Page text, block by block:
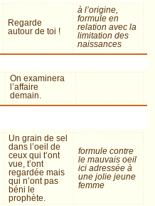
Regarde
autour de toi !
à l’origine,
formule en
relation avec la
limitation des
naissances
On examinera
l’affaire
demain.
Un grain de sel
dans l’oeil de
ceux qui t’ont
vue, t’ont
regardée mais
qui n’ont pas
béni le
prophète.
formule contre
le mauvais oeil
ici adressée à
une jolie jeune
femme